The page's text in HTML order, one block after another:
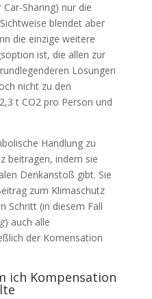
Sharing) nur die
blendet aber
die einzige weitere
ist, die allen zur
Lösungen
nicht zu den
t CO2 pro Person und
Handlung zu
beitragen, indem sie
Denkanstoß gibt. Sie
zum Klimaschutz
Schritt (in diesem Fall
) auch alle
der Komensation
ich Kompensation